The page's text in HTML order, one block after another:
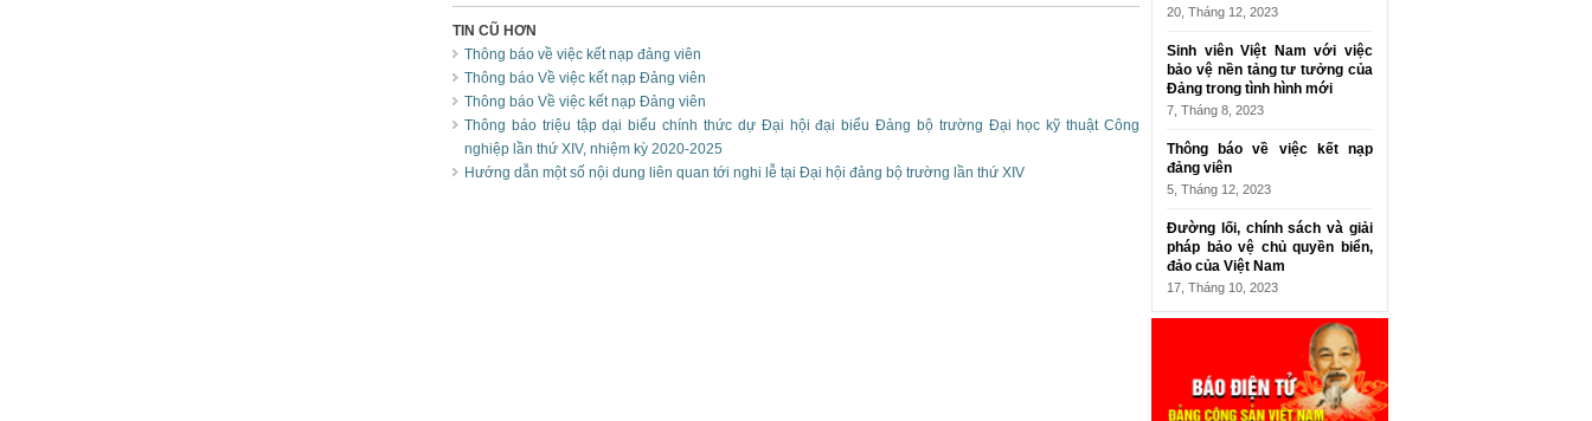
TIN CŨ HƠN
Thông báo về việc kết nạp đảng viên
Thông báo Về việc kết nạp Đảng viên
Thông báo Về việc kết nạp Đảng viên
Thông báo triệu tập dại biểu chính thức dự Đại hội đại biểu Đảng bộ trường Đại học kỹ thuật Công
nghiệp lần thứ XIV, nhiệm kỳ 2020-2025
Hướng dẫn một số nội dung liên quan tới nghi lễ tại Đại hội đảng bộ trường lần thứ XIV
20, Tháng 12, 2023
Sinh viên Việt Nam với việc
bảo vệ nền tảng tư tưởng của
Đảng trong tình hình mới
7, Tháng 8, 2023
Thông báo về việc kết nạp
đảng viên
5, Tháng 12, 2023
Đường lối, chính sách và giải
pháp bảo vệ chủ quyền biển,
đảo của Việt Nam
17, Tháng 10, 2023